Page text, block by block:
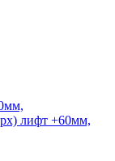
лифт +60мм,